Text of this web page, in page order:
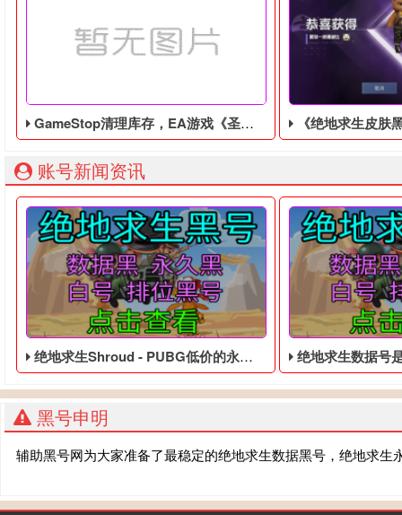
GameStop清理库存，EA游戏《圣歌》以1美分售出 《绝地求生皮肤黑号​》很多
账号新闻资讯
绝地求生Shroud - PUBG低价的永久黑号 绝地求生数据号是什么
黑号申明
辅助黑号网为大家准备了最稳定的绝地求生数据黑号，绝地求